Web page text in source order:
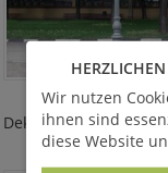
BERIT
ab 6.535,00
Wir nutzen
ihnen sind
diese Website